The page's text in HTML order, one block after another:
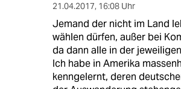
21.04.2017, 16:08 Uhr
Jemand der nicht im Land
wählen dürfen, außer bei
da dann alle in der
Ich habe in Amerika
kenngelernt, deren